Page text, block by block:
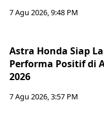
7 Agu 2026, 9:48 PM
Astra Honda Siap
Performa Positif di
2026
7 Agu 2026, 3:57 PM